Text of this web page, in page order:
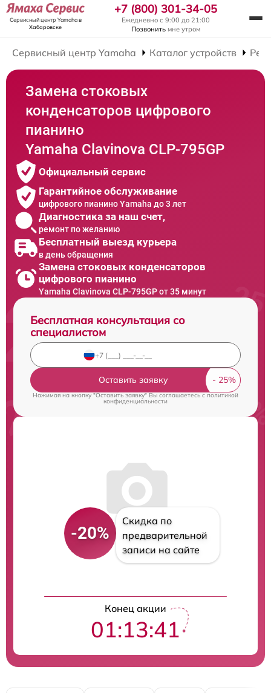
Сервисный центр Yamahaв
Хабаровске
+7 (800) 301-34-05
Ежедневно с 9:00 до 21:00
Позвонить мне утром
Сервисный центр Yamaha Каталог устройств
Замена стоковых
конденсаторов цифрового
пианино
Yamaha Clavinova CLP-795GP
Официальный сервис
Гарантийное обслуживание
цифрового пианино Yamaha до 3 лет
Диагностика за наш счет,
ремонт по желанию
Бесплатный выезд курьера
в день обращения
Замена стоковых конденсаторов
цифрового пианино
Yamaha Clavinova CLP-795GP от 35 минут
Бесплатная консультация со
специалистом
Оставить заявку
Нажимая на кнопку "Оставить заявку" Вы соглашаетесь cполитикой
конфиденциальности
-20%
Скидка по
предварительной
записи на сайте
Конец акции
01:13:40